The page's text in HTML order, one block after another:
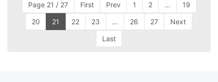
Page 21 / 27 First Prev 1 2 ... 19
20 21 22 23 ... 26 27 Next
Last